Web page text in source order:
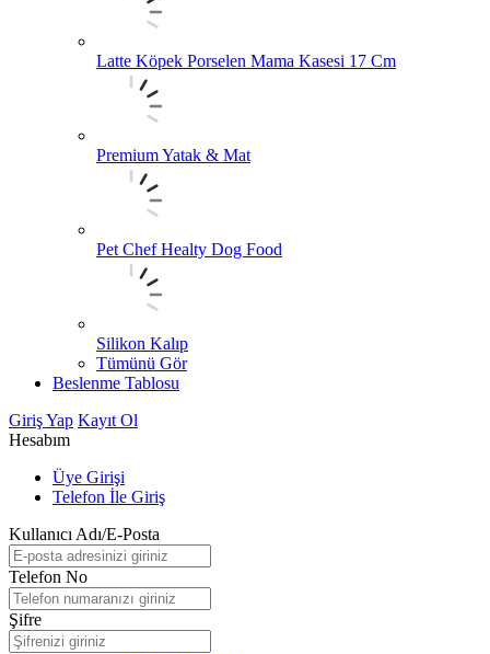
Latte Köpek Porselen Mama Kasesi 17 Cm
Premium Yatak & Mat
Pet Chef Healty Dog Food
Silikon Kalıp
Tümünü Gör
Beslenme Tablosu
Giriş Yap Kayıt Ol
Hesabım
Üye Girişi
Telefon İle Giriş
Kullanıcı Adı/E-Posta
Telefon No
Şifre